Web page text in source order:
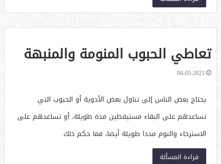
تعاطي الحبوب المنومة والمنبهة
04-05-2021
يحتاج بعض الناس إلى تناول بعض الأدوية أو الحبوب التي
تساعدهم على البقاء مستيقظين مدة طويلة، أو تساعدهم على
الاسترخاء والنوم مددا طويلة أيضا، فما حكم ذلك.
قراءة المسألة